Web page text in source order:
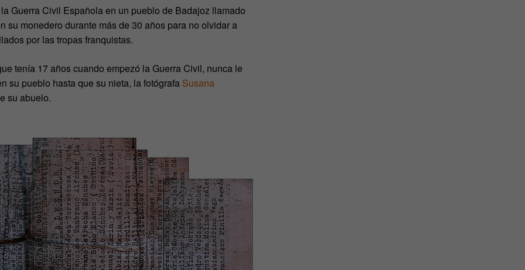
Guerra Civil Española en un pueblo de Badajoz llamado
su monedero durante más de 30 años para no olvidar a
por las tropas franquistas.
tenía 17 años cuando empezó la Guerra Civil, nunca le
su pueblo hasta que su nieta, la fotógrafa Susana
su abuelo.